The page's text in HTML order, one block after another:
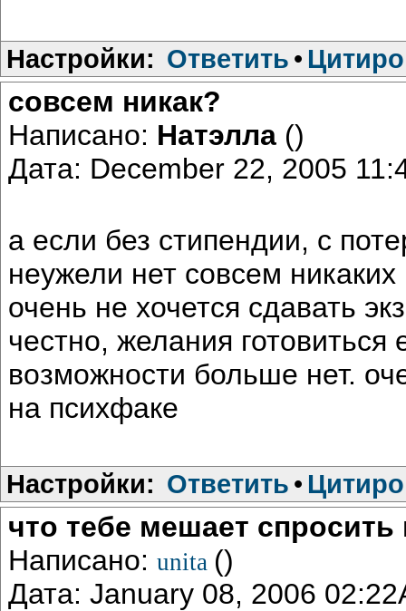
Настройки: Ответить •
совсем никак?
Написано: Натэлла ()
Дата: December 22, 2005
а если без стипендии, с
неужели нет совсем
очень не хочется сдавать
честно, желания
возможности больше нет.
на психфаке
Настройки: Ответить •
что тебе мешает
Написано: unita ()
Дата: January 08, 2006